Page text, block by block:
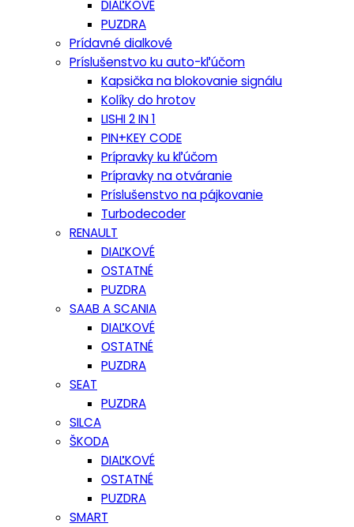
DIAĽKOVÉ
PUZDRA
Prídavné dialkové
Príslušenstvo ku auto-kľúčom
Kapsička na blokovanie signálu
Kolíky do hrotov
LISHI 2 IN 1
PIN+KEY CODE
Prípravky ku kľúčom
Prípravky na otváranie
Príslušenstvo na pájkovanie
Turbodecoder
RENAULT
DIAĽKOVÉ
OSTATNÉ
PUZDRA
SAAB A SCANIA
DIAĽKOVÉ
OSTATNÉ
PUZDRA
SEAT
PUZDRA
SILCA
ŠKODA
DIAĽKOVÉ
OSTATNÉ
PUZDRA
SMART